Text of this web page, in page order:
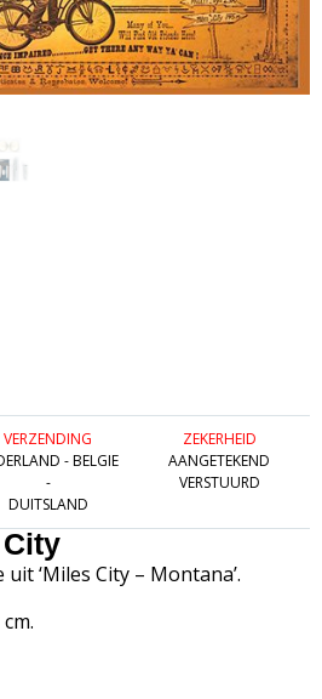
VERZENDING
- BELGIE
-
DUITSLAND
ZEKERHEID
AANGETEKEND
VERSTUURD
‘Miles City – Montana’.